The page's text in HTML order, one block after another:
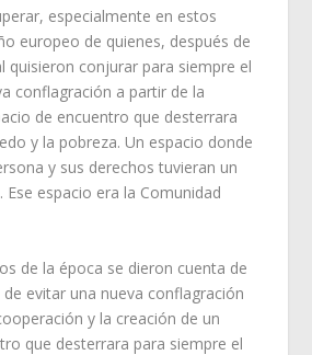
especialmente en estos
europeo de quienes, después de
quisieron conjurar para siempre el
conflagración a partir de la
de encuentro que desterrara
y la pobreza. Un espacio donde
y sus derechos tuvieran un
Ese espacio era la Comunidad
de la época se dieron cuenta de
evitar una nueva conflagración
y la creación de un
que desterrara para siempre el